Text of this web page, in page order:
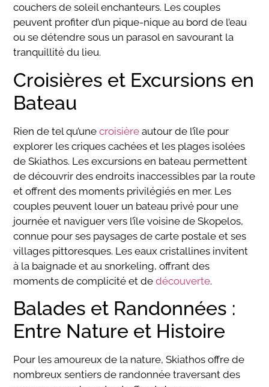
couchers de soleil enchanteurs. Les couples
peuvent profiter d’un pique-nique au bord de l’eau
ou se détendre sous un parasol en savourant la
tranquillité du lieu.
Croisières et Excursions en
Bateau
Rien de tel qu’unecroisière autour de l’île pour
explorer les criques cachées et les plages isolées
de Skiathos. Les excursions en bateau permettent
de découvrir des endroits inaccessibles par la route
et offrent des moments privilégiés en mer. Les
couples peuvent louer un bateau privé pour une
journée et naviguer vers l’île voisine de Skopelos,
connue pour ses paysages de carte postale et ses
villages pittoresques. Les eaux cristallines invitent
à la baignade et au snorkeling, offrant des
moments de complicité et dedécouverte.
Balades et Randonnées :
Entre Nature et Histoire
Pour les amoureux de la nature, Skiathos offre de
nombreux sentiers de randonnée traversant des